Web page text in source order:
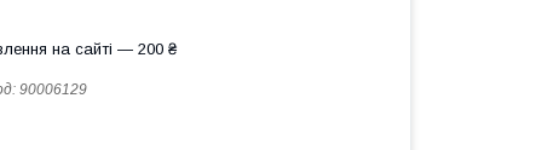
на сайті — 200 ₴
90006129